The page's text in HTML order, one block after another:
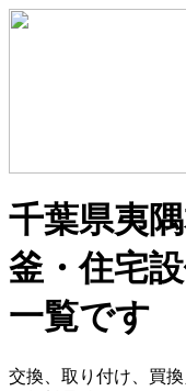
千葉県夷
釜・住宅
一覧です
交換、取り付け、買